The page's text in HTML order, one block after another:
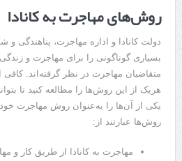
روش‌های مهاجرت به کانادا
دولت کانادا و اداره مهاجرت، پناهندگی و
بسیاری گوناگونی را برای مهاجرت و
متقاضیان مهاجرت در نظر گرفته‌اند.
هریک از این روش‌ها را مطالعه کنید تا
یکی از آن‌ها را به‌عنوان روش مهاجرت خود
روش‌ها عبارتند از:
مهاجرت به کانادا از طریق کار و